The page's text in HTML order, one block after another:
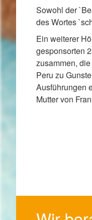
Sowohl der
des Wortes
Ein weiterer
gesponsorten
zusammen,
Peru zu
Ausführungen
Mutter von